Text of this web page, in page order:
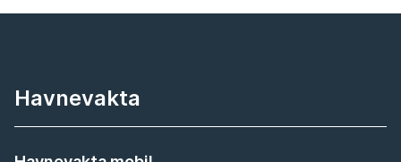
Havnevakta